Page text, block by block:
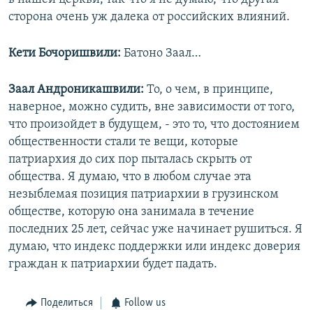
сторона очень уж далека от российских влияний.
Кети Бочоришвили: Батоно Заал…
Заал Андроникашвили: То, о чем, в принципе,
наверное, можно судить, вне зависимости от того,
что произойдет в будущем, - это то, что достоянием
общественности стали те вещи, которые
патриархия до сих пор пыталась скрыть от
общества. Я думаю, что в любом случае эта
незыблемая позиция патриархии в грузинском
обществе, которую она занимала в течение
последних 25 лет, сейчас уже начинает рушиться. Я
думаю, что индекс поддержки или индекс доверия
граждан к патриархии будет падать.
Поделиться Follow us